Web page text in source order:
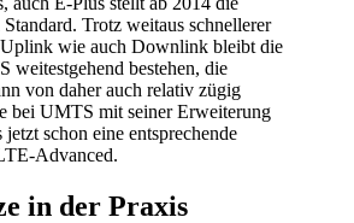
Trotz weitaus schnellerer
wie auch Downlink bleibt die
weitestgehend bestehen, die
von daher auch relativ zügig
bei UMTS mit seiner Erweiterung
schon eine entsprechende
Advanced.
in der Praxis